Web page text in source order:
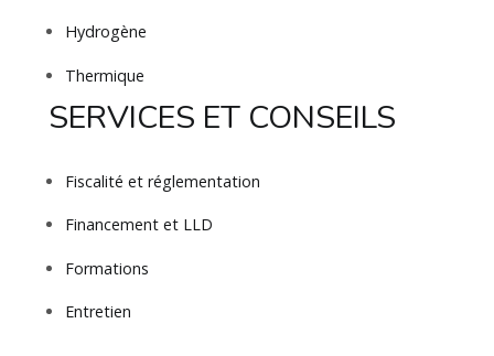
Hydrogène
Thermique
SERVICES ET CONSEILS
Fiscalité et réglementation
Financement et LLD
Formations
Entretien